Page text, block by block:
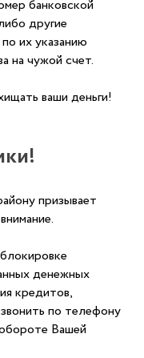
банковской
другие
их указанию
на чужой счет.
ваши деньги!
призывает
денежных
кредитов,
по телефону
Вашей